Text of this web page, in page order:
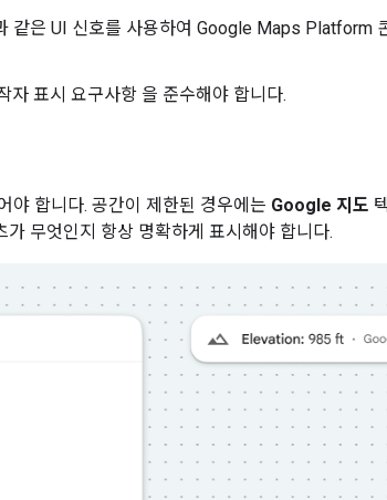
같은 UI 신호를 사용하여 Google Maps Platform
자 표시 요구사항 을 준수해야 합니다.
야 합니다. 공간이 제한된 경우에는 Google 지도
가 무엇인지 항상 명확하게 표시해야 합니다.